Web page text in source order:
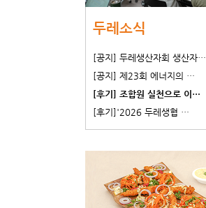
두레소식
[공지] 두레생산자회 생산자…
[공지] 제23회 에너지의 …
[후기] 조합원 실천으로 이…
[후기]'2026 두레생협 …